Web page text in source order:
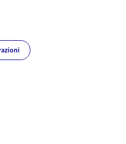
| AXA &#8211; Corporate - Corporate